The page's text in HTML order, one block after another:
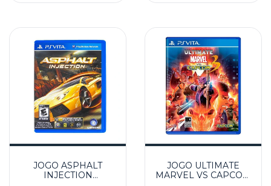
JOGO ASPHALT
INJECTION
JOGO ULTIMATE
MARVEL VS CAPCOM